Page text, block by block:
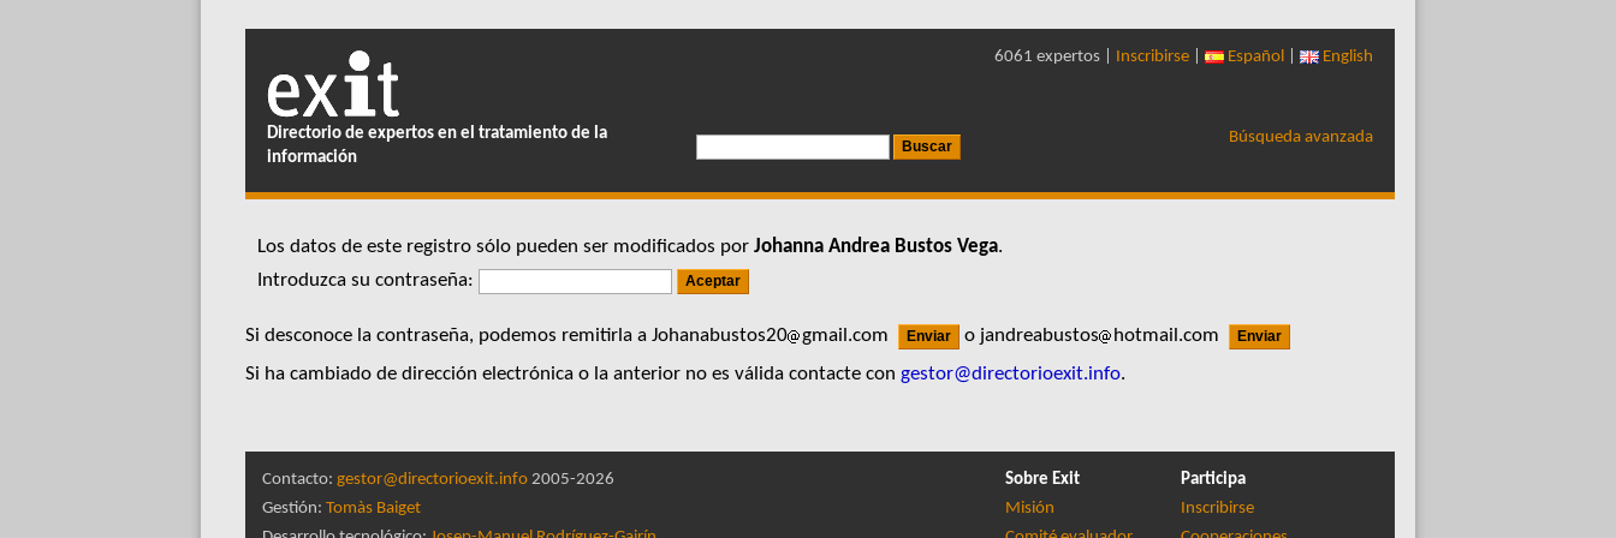
Directorio de expertos en el tratamiento de la
información
6061 expertos | Inscribirse Español English
Búsqueda avanzada
Los datos de este registro sólo pueden ser modificados por Johanna Andrea Bustos Vega.
Introduzca su contraseña:
Si desconoce la contraseña, podemos remitirla a Johanabustos20 gmail.com o jandreabustos
hotmail.com
Si ha cambiado de dirección electrónica o la anterior no es válida contacte con gestor@directorioexit.info.
Contacto: gestor@directorioexit.info 2005-2026
Gestión: Tomàs Baiget
Sobre Exit
Misión
Participa
Inscribirse